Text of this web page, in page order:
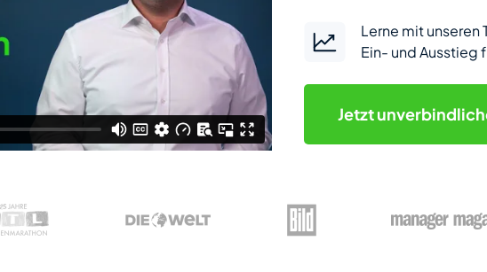
Lerne mit unseren
Ein- und Ausstieg
Jetzt